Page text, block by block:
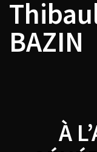
Skip
content
BAZIN
À
de